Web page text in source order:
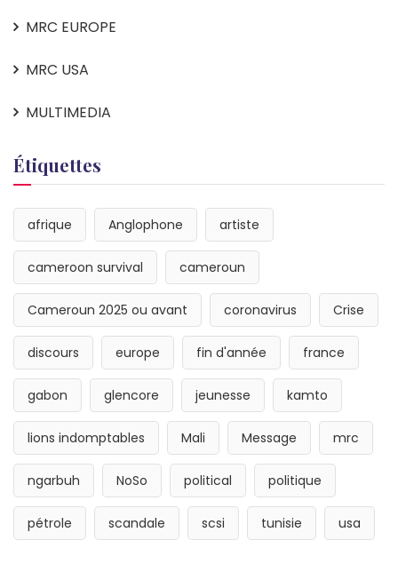
MRC EUROPE
MRC USA
MULTIMEDIA
Étiquettes
afrique Anglophone artiste
cameroon survival cameroun
Cameroun 2025 ou avant coronavirus Crise
discours europe fin d'année france
gabon glencore jeunesse kamto
lions indomptables Mali Message mrc
ngarbuh NoSo political politique
pétrole scandale scsi tunisie usa